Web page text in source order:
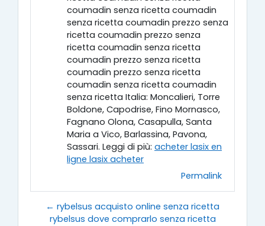
coumadin senza ricetta coumadin
senza ricetta coumadin prezzo senza
ricetta coumadin prezzo senza
ricetta coumadin senza ricetta
coumadin prezzo senza ricetta
coumadin prezzo senza ricetta
coumadin senza ricetta coumadin
senza ricetta Italia: Moncalieri, Torre
Boldone, Capodrise, Fino Mornasco,
Fagnano Olona, Casapulla, Santa
Maria a Vico, Barlassina, Pavona,
Sassari. Leggi di più: acheter lasix en
ligne lasix acheter
Permalink
← rybelsus acquisto online senza ricetta
rybelsus dove comprarlo senza ricetta